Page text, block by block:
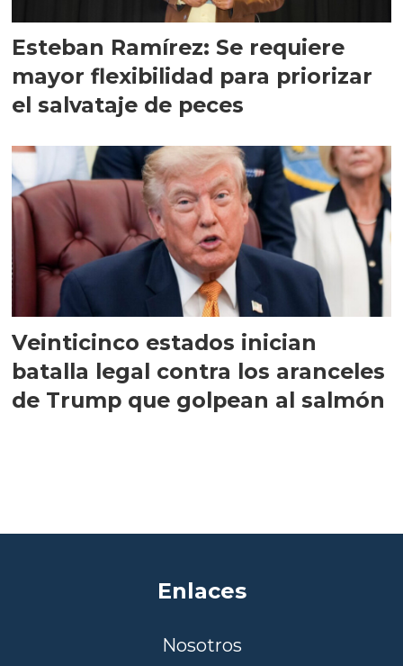
Esteban Ramírez: Se requiere
mayor flexibilidad para priorizar
el salvataje de peces
Veinticinco estados inician
batalla legal contra los aranceles
de Trump que golpean al salmón
Enlaces
Nosotros